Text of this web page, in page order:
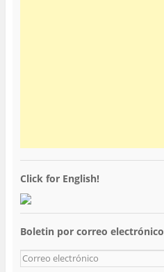
Click for English!
Boletin por correo electrónico